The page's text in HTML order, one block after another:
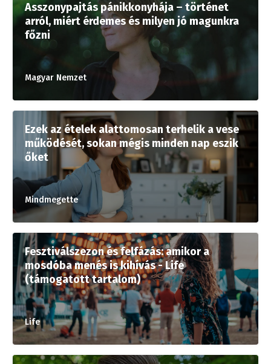
Asszonypajtás pánikkonyhája – történet
arról, miért érdemes és milyen jó magunkra
főzni
Magyar Nemzet
Ezek az ételek alattomosan terhelik a vese
működését, sokan mégis minden nap eszik
őket
Mindmegette
Fesztiválszezon és felfázás: amikor a
mosdóba menés is kihívás - Life
(támogatott tartalom)
Life